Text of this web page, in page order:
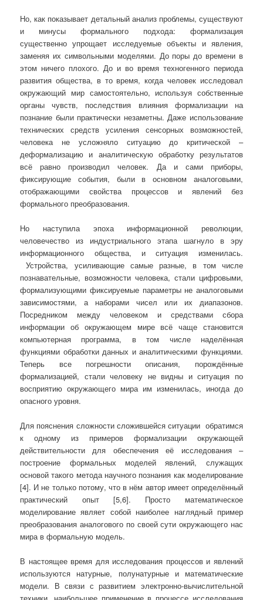
Но, как показывает детальный анализ проблемы, существуют
и минусы формального подхода: формализация
существенно упрощает исследуемые объекты и явления,
заменяя их символьными моделями. До поры до времени в
этом ничего плохого. До и во время техногенного периода
развития общества, в то время, когда человек исследовал
окружающий мир самостоятельно, используя собственные
органы чувств, последствия влияния формализации на
познание были практически незаметны. Даже использование
технических средств усиления сенсорных возможностей,
человека не усложняло ситуацию до критической –
деформализацию и аналитическую обработку результатов
всё равно производил человек. Да и сами приборы,
фиксирующие события, были в основном аналоговыми,
отображающими свойства процессов и явлений без
формального преобразования.
Но наступила эпоха информационной революции,
человечество из индустриального этапа шагнуло в эру
информационного общества, и ситуация изменилась.
Устройства, усиливающие самые разные, в том числе
познавательные, возможности человека, стали цифровыми,
формализующими фиксируемые параметры не аналоговыми
зависимостями, а наборами чисел или их диапазонов.
Посредником между человеком и средствами сбора
информации об окружающем мире всё чаще становится
компьютерная программа, в том числе наделённая
функциями обработки данных и аналитическими функциями.
Теперь все погрешности описания, порождённые
формализацией, стали человеку не видны и ситуация по
восприятию окружающего мира им изменилась, иногда до
опасного уровня.
Для пояснения сложности сложившейся ситуации обратимся
к одному из примеров формализации окружающей
действительности для обеспечения её исследования –
построение формальных моделей явлений, служащих
основой такого метода научного познания как моделирование
[4]. И не только потому, что в нём автор имеет определённый
практический опыт [5,6]. Просто математическое
моделирование являет собой наиболее наглядный пример
преобразования аналогового по своей сути окружающего нас
мира в формальную модель.
В настоящее время для исследования процессов и явлений
используются натурные, полунатурные и математические
модели. В связи с развитием электронно-вычислительной